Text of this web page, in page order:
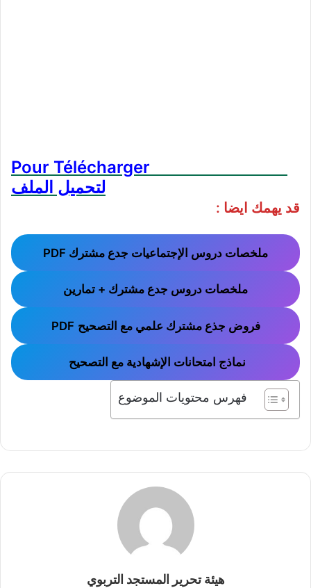
Pour Télécharger
لتحميل الملف
قد يهمك ايضا :
ملخصات دروس الإجتماعيات جدع مشترك PDF
ملخصات دروس جدع مشترك + تمارين
فروض جذع مشترك علمي مع التصحيح PDF
نماذج امتحانات الإشهادية مع التصحيح
فهرس محتويات الموضوع
هيئة تحرير المستجد التربوي